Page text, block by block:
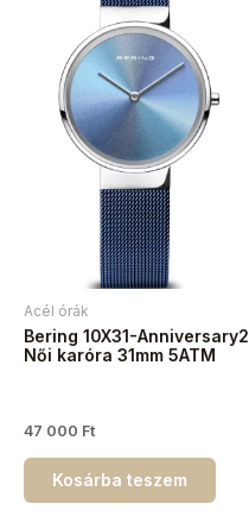
Acél órák
Bering 10X31-Anniversary2
Női karóra 31mm 5ATM
47 000 Ft
Kosárba teszem